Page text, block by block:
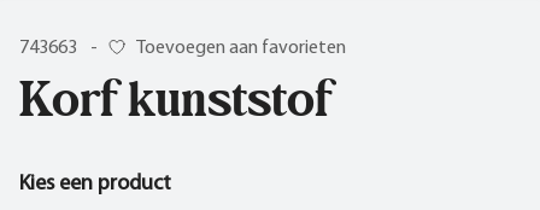
743663 - Toevoegen aan favorieten
Korf kunststof
Kies een product